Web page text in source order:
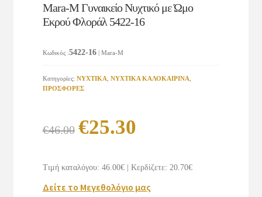
Mara-M Γυναικείο Νυχτικό με Ώμο
Εκρού Φλοράλ 5422-16
Κωδικός :5422-16 | Mara-M
Κατηγορίες: ΝΥΧΤΙΚΑ, ΝΥΧΤΙΚΑ ΚΑΛΟΚΑΙΡΙΝΑ,
ΠΡΟΣΦΟΡΕΣ
€46.00
Original
was:
€46.00.
€25.30
τιμή
είναι:
Τιμή καταλόγου: 46.00€ Κερδίζετε: 20.70€
Δείτε το Μεγεθολόγιο μας